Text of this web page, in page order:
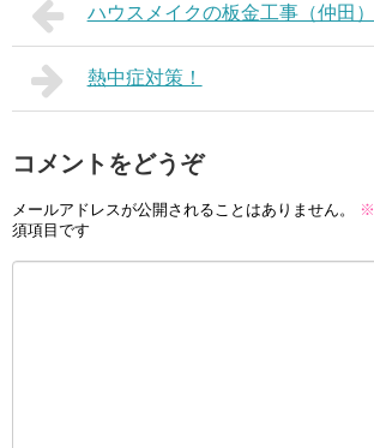
ハウスメイクの板金工事（仲田）
熱中症対策！
コメントをどうぞ
メールアドレスが公開されることはありません。 ※
須項目です